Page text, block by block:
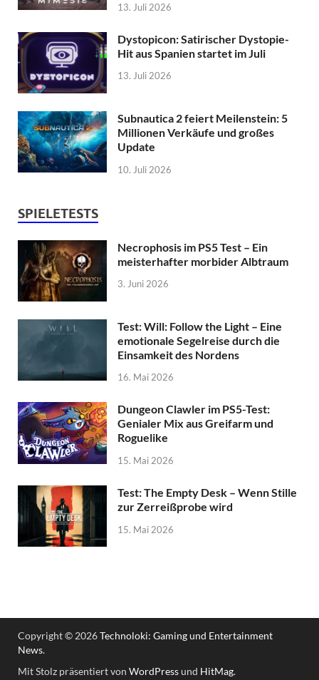
13. Juli 2026
Dystopicon: Satirischer Dystopie-
Hit aus Spanien startet im Juli
13. Juli 2026
Subnautica 2 feiert Meilenstein: 5
Millionen Verkäufe und großes
Update
10. Juli 2026
SPIELETESTS
Necrophosis im PS5 Test – Ein
meisterhafter morbider Albtraum
3. Juni 2026
Test: Will: Follow the Light – Eine
emotionale Segelreise durch die
Einsamkeit des Nordens
16. Mai 2026
Dungeon Clawler im PS5-Test:
Genialer Mix aus Greifarm und
Roguelike
15. Mai 2026
Test: The Empty Desk – Wenn Stille
zur Zerreißprobe wird
15. Mai 2026
Copyright © 2026Technoloki: Gaming und Entertainment
News.
Mit Stolz präsentiert von WordPressund HitMag.